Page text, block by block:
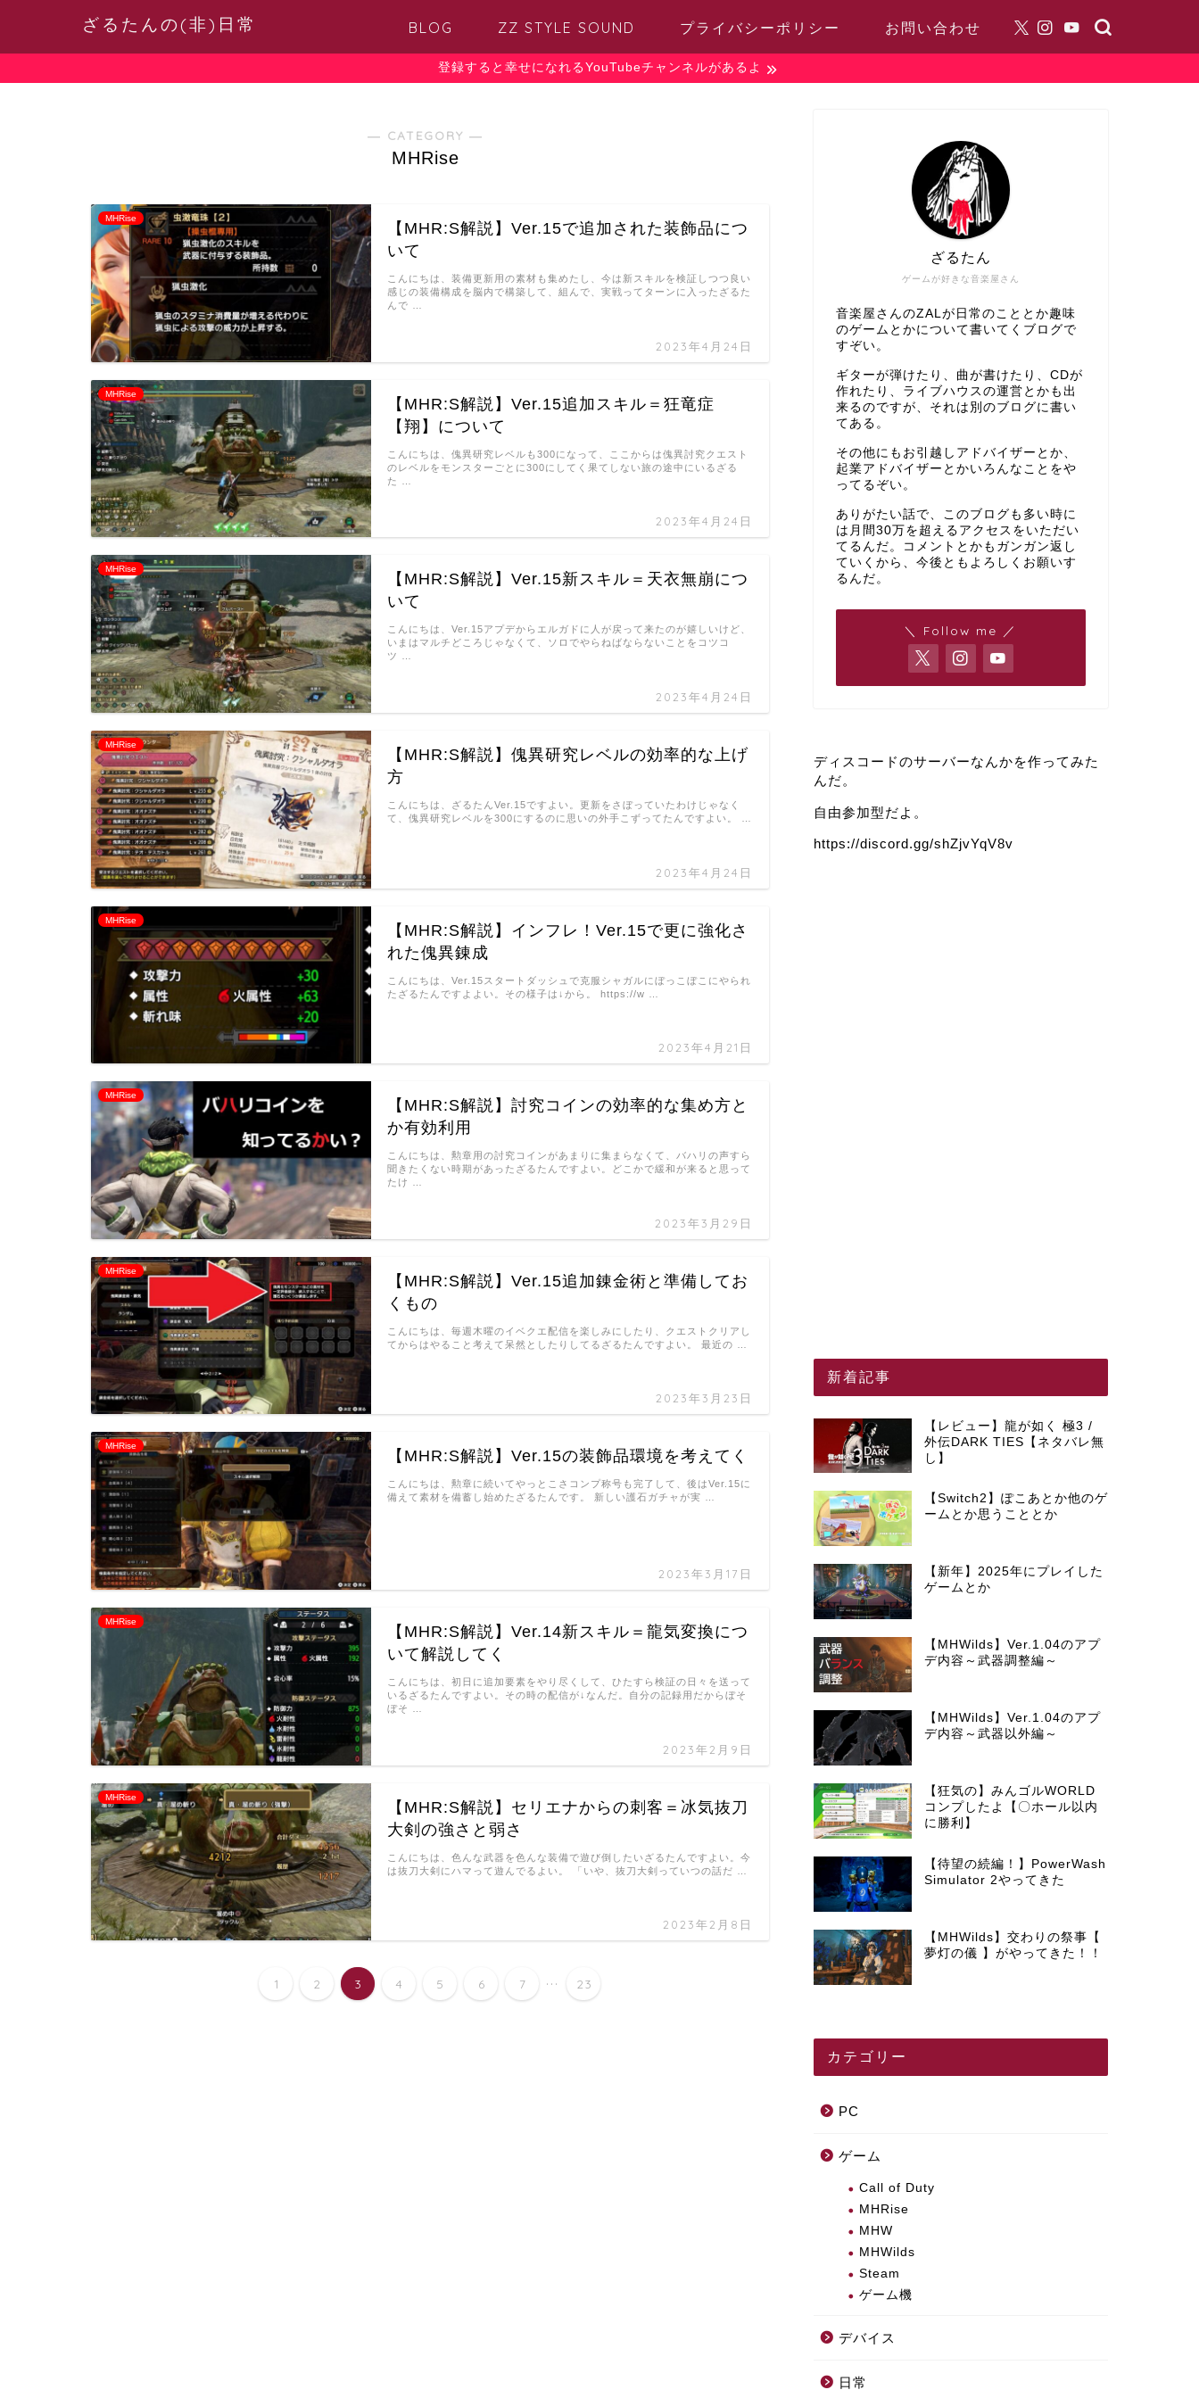
ざるたんの(非)日常 BLOG ZZ STYLE SOUND プライバシーポリシー お問い合わせ
登録すると幸せになれるYouTubeチャンネルがあるよ
― CATEGORY ―
MHRise
MHRise
【MHR:S解説】Ver.15で追加された装飾品につ
いて
2023年4月24日
こんにちは、装備更新用の素材も集めたし、今は新スキルを検証しつつ良い
感じの装備構成を脳内で構築して、組んで、実戦ってターンに入ったざるた
んで …
MHRise
【MHR:S解説】Ver.15追加スキル＝狂竜症
【翔】について
2023年4月24日
こんにちは、傀異研究レベルも300になって、ここからは傀異討究クエスト
のレベルをモンスターごとに300にしてく果てしない旅の途中にいるざる
た …
MHRise
【MHR:S解説】Ver.15新スキル＝天衣無崩につ
いて
2023年4月24日
こんにちは、Ver.15アプデからエルガドに人が戻って来たのが嬉しいけど、
いまはマルチどころじゃなくて、ソロでやらねばならないことをコツコ
ツ …
MHRise
【MHR:S解説】傀異研究レベルの効率的な上げ
方
2023年4月24日
こんにちは、ざるたんVer.15ですよい。更新をさぼっていたわけじゃなく
て、傀異研究レベルを300にするのに思いの外手こずってたんですよい。 …
MHRise
【MHR:S解説】インフレ！Ver.15で更に強化さ
れた傀異錬成
2023年4月21日
こんにちは、Ver.15スタートダッシュで克服シャガルにぼっこぼこにやられ
たざるたんですよよい。その様子は↓から。 https://w …
MHRise
【MHR:S解説】討究コインの効率的な集め方と
か有効利用
2023年3月29日
こんにちは、勲章用の討究コインがあまりに集まらなくて、バハリの声すら
聞きたくない時期があったざるたんですよい。どこかで緩和が来ると思って
たけ …
MHRise
【MHR:S解説】Ver.15追加錬金術と準備してお
くもの
2023年3月23日
こんにちは、毎週木曜のイベクエ配信を楽しみにしたり、クエストクリアし
てからはやること考えて呆然としたりしてるざるたんですよい。 最近の …
MHRise
【MHR:S解説】Ver.15の装飾品環境を考えてく
2023年3月17日
こんにちは、勲章に続いてやっとこさコンプ称号も完了して、後はVer.15に
備えて素材を備蓄し始めたざるたんです。 新しい護石ガチャが実 …
MHRise
【MHR:S解説】Ver.14新スキル＝龍気変換につ
いて解説してく
2023年2月9日
こんにちは、初日に追加要素をやり尽くして、ひたすら検証の日々を送って
いるざるたんですよい。その時の配信が↓なんだ。自分の記録用だからぼそ
ぼそ …
MHRise
【MHR:S解説】セリエナからの刺客＝冰気抜刀
大剣の強さと弱さ
2023年2月8日
こんにちは、色んな武器を色んな装備で遊び倒したいざるたんですよい。今
は抜刀大剣にハマって遊んでるよい。 「いや、抜刀大剣っていつの話だ …
1 2 3 4 5 6 7 ... 23
ゲームが好きな音楽屋さん
ざるたん
音楽屋さんのZALが日常のこととか趣味
のゲームとかについて書いてくブログで
すぞい。
ギターが弾けたり、曲が書けたり、CDが
作れたり、ライブハウスの運営とかも出
来るのですが、それは別のブログに書い
てある。
その他にもお引越しアドバイザーとか、
起業アドバイザーとかいろんなことをや
ってるぞい。
ありがたい話で、このブログも多い時に
は月間30万を超えるアクセスをいただい
てるんだ。コメントとかもガンガン返し
ていくから、今後ともよろしくお願いす
るんだ。
＼ Follow me ／
ディスコードのサーバーなんかを作ってみた
んだ。
自由参加型だよ。
https://discord.gg/shZjvYqV8v
新着記事
【レビュー】龍が如く 極3 /
外伝DARK TIES【ネタバレ無
し】
【Switch2】ぽこあとか他のゲ
ームとか思うこととか
【新年】2025年にプレイした
ゲームとか
【MHWilds】Ver.1.04のアプ
デ内容～武器調整編～
【MHWilds】Ver.1.04のアプ
デ内容～武器以外編～
【狂気の】みんゴルWORLD
コンプしたよ【〇ホール以内
に勝利】
【待望の続編！】PowerWash
Simulator 2やってきた
【MHWilds】交わりの祭事【
夢灯の儀 】がやってきた！！
カテゴリー
PC
ゲーム
Call of Duty
MHRise
MHW
MHWilds
Steam
ゲーム機
デバイス
日常